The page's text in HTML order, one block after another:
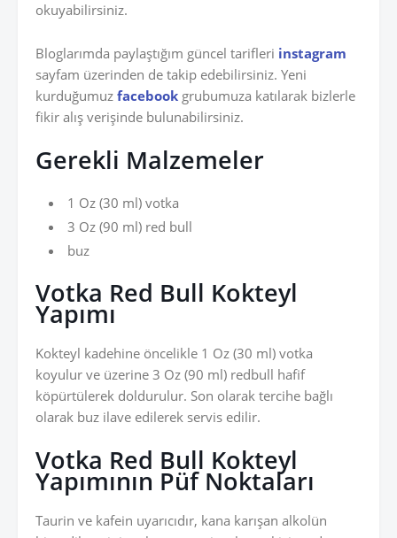
okuyabilirsiniz.
Bloglarımda paylaştığım güncel tarifleri instagram
sayfam üzerinden de takip edebilirsiniz. Yeni
kurduğumuz facebook grubumuza katılarak bizlerle
fikir alış verişinde bulunabilirsiniz.
Gerekli Malzemeler
1 Oz (30 ml) votka
3 Oz (90 ml) red bull
buz
Votka Red Bull Kokteyl
Yapımı
Kokteyl kadehine öncelikle 1 Oz (30 ml) votka
koyulur ve üzerine 3 Oz (90 ml) redbull hafif
köpürtülerek doldurulur. Son olarak tercihe bağlı
olarak buz ilave edilerek servis edilir.
Votka Red Bull Kokteyl
Yapımının Püf Noktaları
Taurin ve kafein uyarıcıdır, kana karışan alkolün